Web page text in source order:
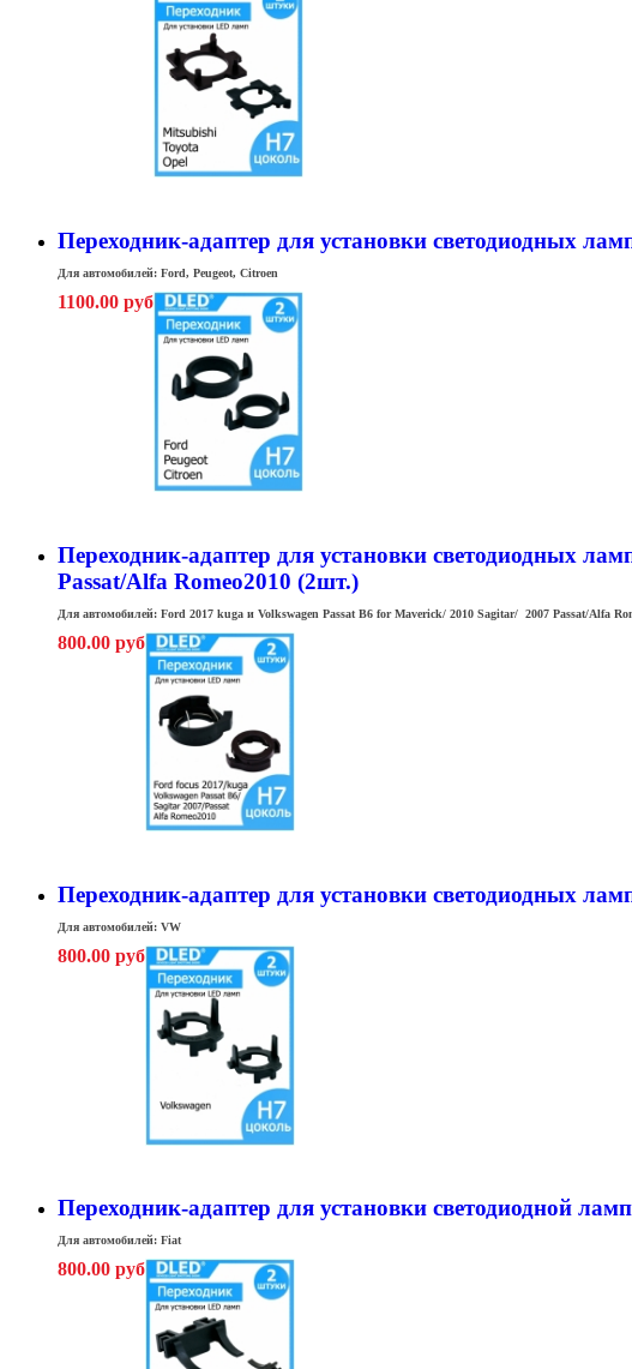
Переходник-адаптер для установки светодиодных
Для автомобилей: Ford, Peugeot, Citroen
1100.00 руб
Переходник-адаптер для установки светодиодных
Passat/Alfa Romeo2010 (2шт.)
Для автомобилей: Ford 2017 kuga и Volkswagen Passat B6 for Maverick/ 2010 Sagitar/ 2007 Passat/Alfa
800.00 руб
Переходник-адаптер для установки светодиодных
Для автомобилей: VW
800.00 руб
Переходник-адаптер для установки светодиодной
Для автомобилей: Fiat
800.00 руб